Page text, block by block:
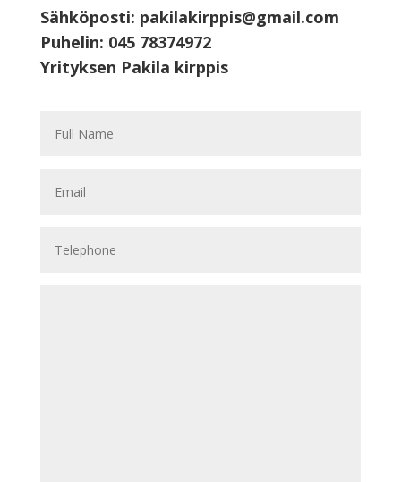
Sähköposti: pakilakirppis@gmail.com
Puhelin: 045 78374972
Yrityksen Pakila kirppis